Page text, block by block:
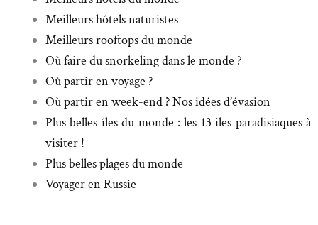
Meilleurs hôtels naturistes
Meilleurs rooftops du monde
Où faire du snorkeling dans le monde ?
Où partir en voyage ?
Où partir en week-end ? Nos idées d’évasion
Plus belles îles du monde : les 13 iles paradisiaques à
visiter !
Plus belles plages du monde
Voyager en Russie